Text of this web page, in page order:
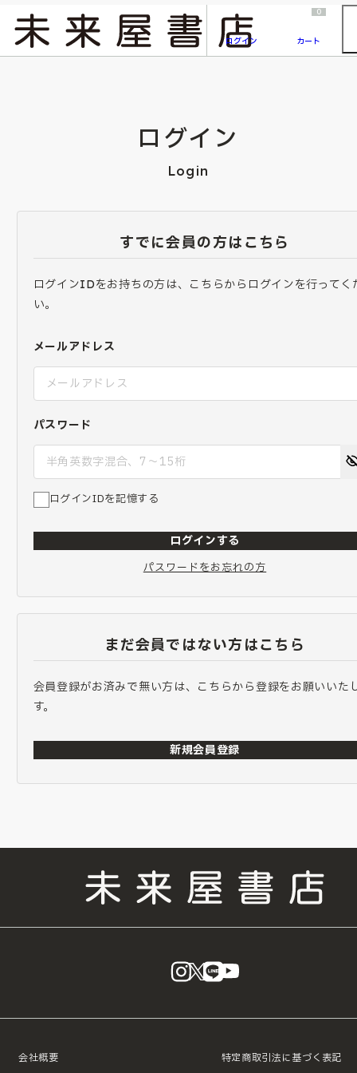
『ONE PIECE magazine 021 ONE PIECEカード付き同梱版』発売延期のご案内
ログイン
0
カート
ログイン
Login
すでに会員の方はこちら
ログインIDをお持ちの方は、こちらからログインを行ってく
い。
メールアドレス
パスワード
ログインIDを記憶する
ログインする
パスワードをお忘れの方
まだ会員ではない方はこちら
会員登録がお済みで無い方は、こちらから登録をお願いいた
す。
新規会員登録
instagram
X LINE
会社概要 特定商取引法に基づく表記